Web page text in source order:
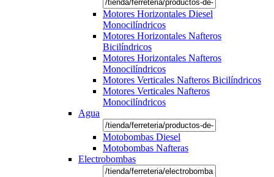
Motores Horizontales Diesel
Monocilíndricos
Motores Horizontales Nafteros
Bicilíndricos
Motores Horizontales Nafteros
Monocilíndricos
Motores Verticales Nafteros Bicilíndricos
Motores Verticales Nafteros
Monocilíndricos
Agua
Motobombas Diesel
Motobombas Nafteras
Electrobombas